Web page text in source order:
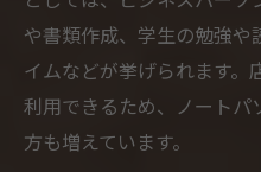
や書類作成、学生の勉強
イムなどが挙げられます。
利用できるため、ノートパ
方も増えています。